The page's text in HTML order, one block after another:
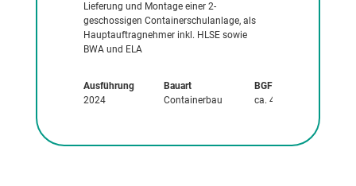
Lieferung und Montage einer 2-
geschossigen Containerschulanlage, als
Hauptauftragnehmer inkl. HLSE sowie
BWA und ELA
Ausführung Bauart BGF
2024
Containerbau ca. 458 m²